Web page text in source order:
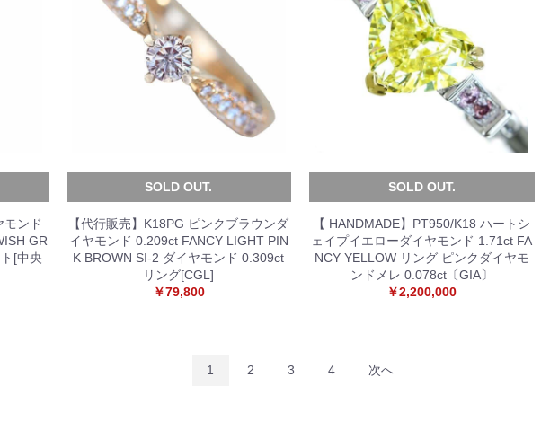
モンド
GR
[中央
SOLD OUT.
【代行販売】K18PG ピンクブラウンダ
イヤモンド 0.209ct FANCY LIGHT PIN
K BROWN SI-2 ダイヤモンド 0.309ct
リング[CGL]
￥79,800
SOLD OUT.
【 HANDMADE】PT950/K18 ハートシ
ェイプイエローダイヤモンド 1.71ct FA
NCY YELLOW リング ピンクダイヤモ
ンドメレ 0.078ct〔GIA〕
￥2,200,000
1 2 3 4 次へ